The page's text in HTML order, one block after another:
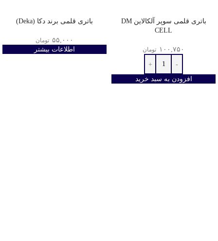
باتری قلمی سوپر آلکالاین DM
CELL
۱۰۰,۷۵۰ تومان
افزودن به سبد خرید
باتری قلمی برند دکا (Deka)
۵۵,۰۰۰ تومان
اطلاعات بیشتر